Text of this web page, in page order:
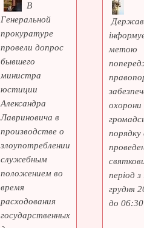
В
Генеральной
прокуратуре
провели допрос
бывшего
министра
юстиции
Александра
Лавриновича в
производстве о
злоупотреблении
служебным
положением во
время
расходования
государственных
метою
охорони
порядку
період
грудня
до